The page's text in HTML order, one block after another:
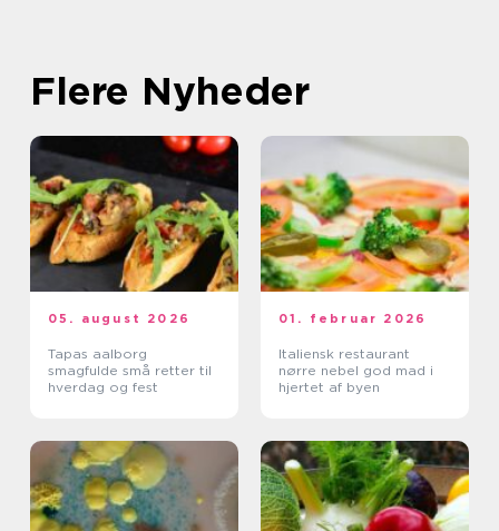
Flere Nyheder
05. august 2026
Tapas aalborg
smagfulde små retter til
hverdag og fest
01. februar 2026
Italiensk restaurant
nørre nebel god mad i
hjertet af byen